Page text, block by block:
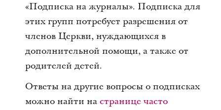
«Подписка на журналы». Подписка для
этих групп потребует разрешения от
членов Церкви, нуждающихся в
дополнительной помощи, а также от
родителей детей.
Ответы на другие вопросы о подписках
можно найти на странице часто